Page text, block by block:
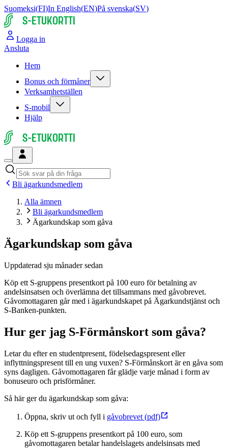
Suomeksi(FI)In English(EN)På svenska(SV)
S-ETUKORTTI
Logga in
Ansluta
Hem
Bonus och förmåner
Verksamhetställen
S-mobil
Hjälp
S-ETUKORTTI
Bli ägarkunds­medlem
Alla ämnen
Bli ägarkunds­medlem
Ägarkundskap som gåva
Ägarkundskap som gåva
Uppdaterad sju månader sedan
Köp ett S-gruppens presentkort på 100 euro för betalning av
andelsinsatsen och överlämna det tillsammans med gåvobrevet.
Gåvomottagaren går med i ägarkundskapet på Ägarkundstjänst och
S-Banken-punkten.
Hur ger jag S-Förmånskort som gåva?
Letar du efter en studentpresent, födelsedagspresent eller
inflyttningspresent till en ung vuxen? S-Förmånskort är en gåva som
syns dagligen. Gåvomottagaren får glädje varje månad i form av
bonuseuro och prisförmåner.
Så här ger du ägarkundskap som gåva:
Öppna, skriv ut och fyll i gåvobrevet (pdf)
Köp ett S-gruppens presentkort på 100 euro, som
gåvomottagaren betalar handelslagets andelsinsats med